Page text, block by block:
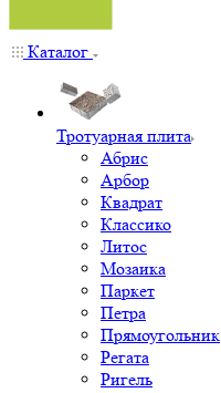
Каталог
Тротуарная плита
Абрис
Арбор
Квадрат
Классико
Литос
Мозаика
Паркет
Петра
Прямоугольник
Регата
Ригель